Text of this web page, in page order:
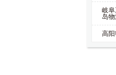
岐阜
岛
高阳